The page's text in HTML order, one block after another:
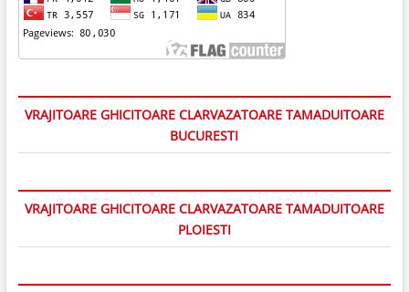
VRAJITOARE GHICITOARE CLARVAZATOARE TAMADUITOARE
BUCURESTI
VRAJITOARE GHICITOARE CLARVAZATOARE TAMADUITOARE
PLOIESTI